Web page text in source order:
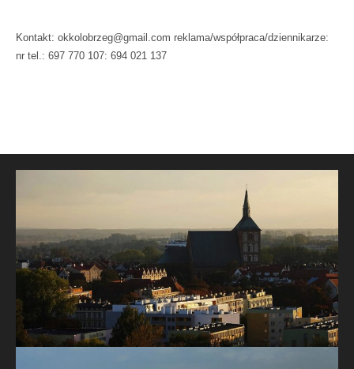
Kontakt: okkolobrzeg@gmail.com reklama/współpraca/dziennikarze:
nr tel.: 697 770 107: 694 021 137